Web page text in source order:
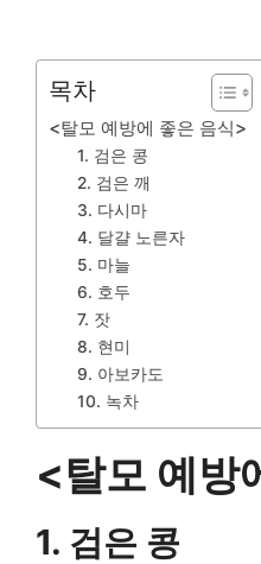
목차
<탈모 예방에 좋은 음식>
1. 검은 콩
2. 검은 깨
3. 다시마
4. 달걀 노른자
5. 마늘
6. 호두
7. 잣
8. 현미
9. 아보카도
10. 녹차
<탈모 예방
1. 검은 콩